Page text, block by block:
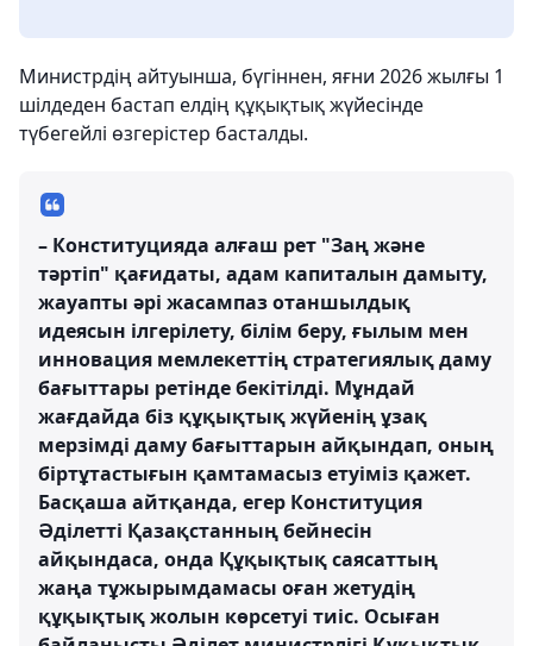
Министрдің айтуынша, бүгіннен, яғни 2026 жылғы 1
шілдеден бастап елдің құқықтық жүйесінде
түбегейлі өзгерістер басталды.
– Конституцияда алғаш рет "Заң және
тәртіп" қағидаты, адам капиталын дамыту,
жауапты әрі жасампаз отаншылдық
идеясын ілгерілету, білім беру, ғылым мен
инновация мемлекеттің стратегиялық даму
бағыттары ретінде бекітілді. Мұндай
жағдайда біз құқықтық жүйенің ұзақ
мерзімді даму бағыттарын айқындап, оның
біртұтастығын қамтамасыз етуіміз қажет.
Басқаша айтқанда, егер Конституция
Әділетті Қазақстанның бейнесін
айқындаса, онда Құқықтық саясаттың
жаңа тұжырымдамасы оған жетудің
құқықтық жолын көрсетуі тиіс. Осыған